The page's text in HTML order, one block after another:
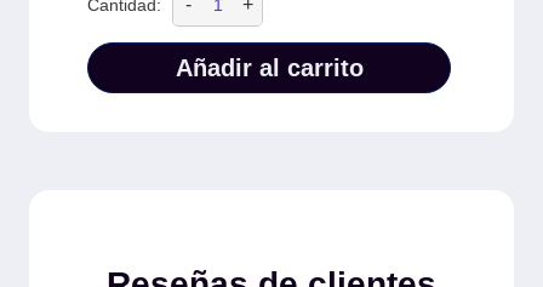
Cantidad:
Añadir al carrito